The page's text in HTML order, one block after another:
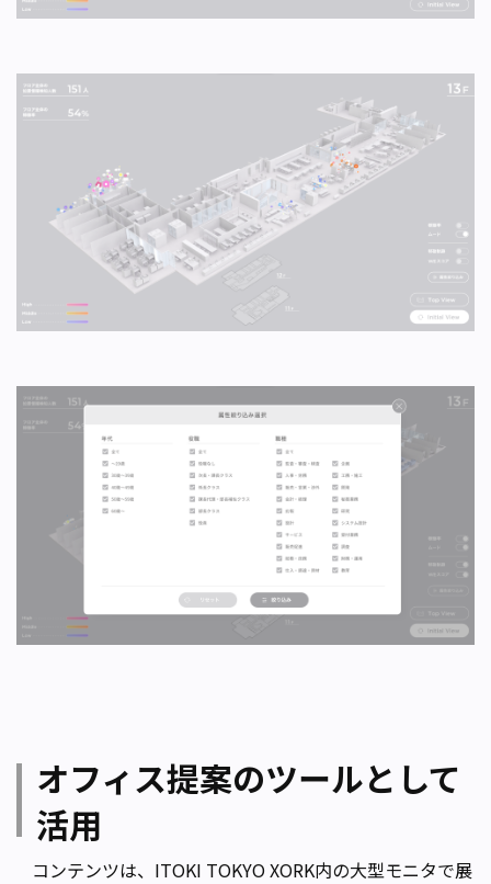
オフィス提案のツールとして
活用
コンテンツは、ITOKI TOKYO XORK内の大型モニタで展